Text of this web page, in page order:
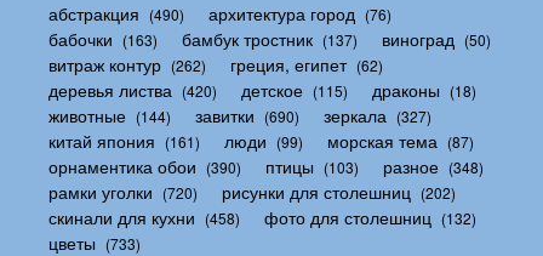
абстракция (490) архитектура город (76)
бабочки (163) бамбук тростник (137) виноград (50)
витраж контур (262) греция, египет (62)
деревья листва (420) детское (115) драконы (18)
животные (144) завитки (690) зеркала (327)
китай япония (161) люди (99) морская тема (87)
орнаментика обои (390) птицы (103) разное (348)
рамки уголки (720) рисунки для столешниц (202)
скинали для кухни (458) фото для столешниц (132)
цветы (733)